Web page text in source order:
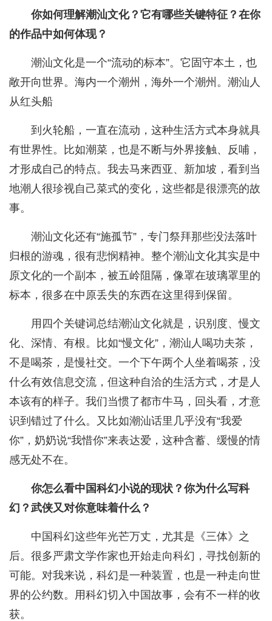
你如何理解潮汕文化？它有哪些关键特征？在你
的作品中如何体现？
潮汕文化是一个“流动的标本”。它固守本土，也
敞开向世界。海内一个潮州，海外一个潮州。潮汕人
从红头船
到火轮船，一直在流动，这种生活方式本身就具
有世界性。比如潮菜，也是不断与外界接触、反哺，
才形成自己的特点。我去马来西亚、新加坡，看到当
地潮人很珍视自己菜式的变化，这些都是很漂亮的故
事。
潮汕文化还有“施孤节”，专门祭拜那些没法落叶
归根的游魂，很有悲悯精神。整个潮汕文化其实是中
原文化的一个副本，被五岭阻隔，像罩在玻璃罩里的
标本，很多在中原丢失的东西在这里得到保留。
用四个关键词总结潮汕文化就是，识别度、慢文
化、深情、有根。比如“慢文化”，潮汕人喝功夫茶，
不是喝茶，是慢社交。一个下午两个人坐着喝茶，没
什么有效信息交流，但这种自洽的生活方式，才是人
本该有的样子。我们当惯了都市牛马，回头看，才意
识到错过了什么。又比如潮汕话里几乎没有“我爱
你”，奶奶说“我惜你”来表达爱，这种含蓄、缓慢的情
感无处不在。
你怎么看中国科幻小说的现状？你为什么写科
幻？武侠又对你意味着什么？
中国科幻这些年光芒万丈，尤其是《三体》之
后。很多严肃文学作家也开始走向科幻，寻找创新的
可能。对我来说，科幻是一种装置，也是一种走向世
界的公约数。用科幻切入中国故事，会有不一样的收
获。